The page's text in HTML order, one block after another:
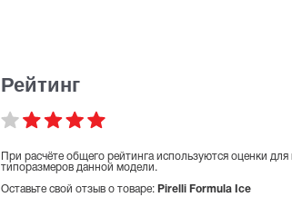
Рейтинг
При расчёте общего рейтинга используются оценки для
типоразмеров данной модели.
Оставьте свой отзыв о товаре: Pirelli Formula Ice